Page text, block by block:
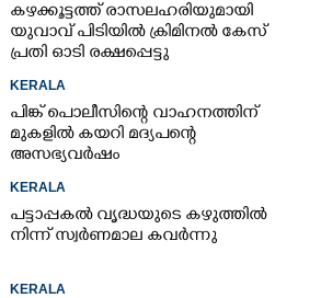
കഴക്കൂട്ടത്ത് രാസലഹരിയുമായി
യുവാവ് പിടിയിൽ ക്രിമിനൽ കേസ്
പ്രതി ഓടി രക്ഷപ്പെട്ടു
KERALA
പിങ്ക് പൊലീസിന്റെ വാഹനത്തിന്
മുകളിൽ കയറി മദ്യപന്റെ
അസഭ്യവ‌ർഷം
KERALA
പട്ടാപ്പകൽ വൃദ്ധയുടെ കഴുത്തിൽ
നിന്ന് സ്വർണമാല കവർന്നു
KERALA